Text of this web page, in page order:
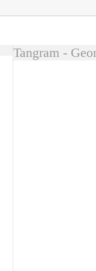
Tangram -